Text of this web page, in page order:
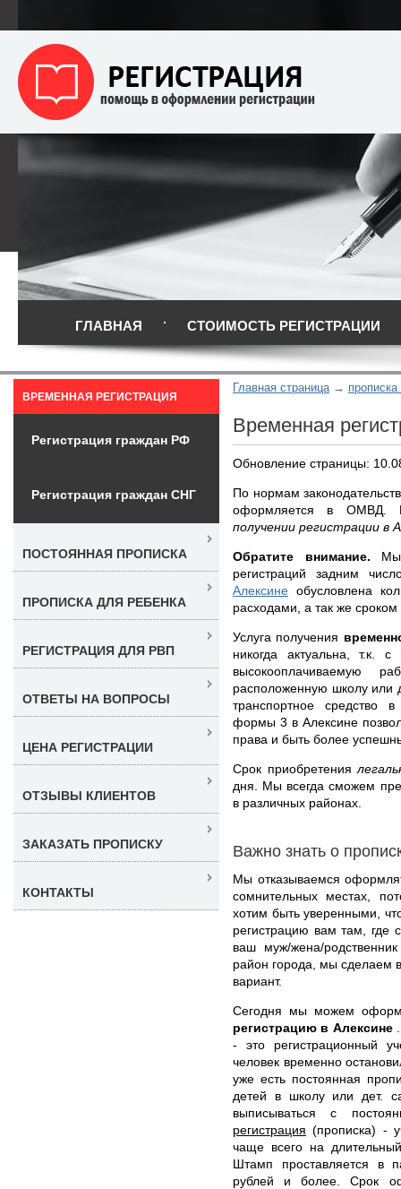
ГЛАВНАЯ СТОИМОСТЬ РЕГИСТРАЦИИ
Главная страница
Временная
Обновление страницы:
По нормам
оформляется в ОМВД.
получении регистрации в
Обратите внимание. Мы
регистраций задним
Алексине обусловлена
расходами, а так же сроком
Услуга получения
никогда актуальна, т.к.
высокооплачиваемую
расположенную школу или
транспортное
формы 3 в Алексине
права и быть более
Срок приобретения
дня. Мы всегда сможем
в различных районах.
Важно знать о
Мы отказываемся
сомнительных местах,
хотим быть уверенными,
регистрацию вам там, где
ваш муж/жена/
район города, мы сделаем
вариант.
Сегодня мы можем
регистрацию в Алексине
- это регистрационный
человек временно
уже есть постоянная
детей в школу или дет.
выписываться с
регистрация (прописка) -
чаще всего на
Штамп проставляется в
рублей и более. Срок
ВРЕМЕННАЯ РЕГИСТРАЦИЯ
Регистрация граждан РФ
Регистрация граждан СНГ
ПОСТОЯННАЯ ПРОПИСКА
ПРОПИСКА ДЛЯ РЕБЕНКА
РЕГИСТРАЦИЯ ДЛЯ РВП
ОТВЕТЫ НА ВОПРОСЫ
ЦЕНА РЕГИСТРАЦИИ
ОТЗЫВЫ КЛИЕНТОВ
ЗАКАЗАТЬ ПРОПИСКУ
КОНТАКТЫ